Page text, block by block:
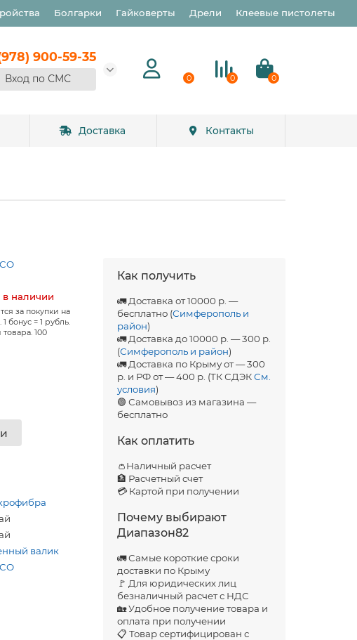
Болгарки Гайковерты Дрели Клеевые пистолеты
900-59-35
Вход по СМС 0 0 0
Доставка Контакты
в наличии
за покупки на
бонус = 1 рубль.
100
валик
Как получить
🚛 Доставка от 10000 р. —
бесплатно (Симферополь и
район)
🚛 Доставка до 10000 р. — 300 р.
(Симферополь и район)
🚛 Доставка по Крыму от — 300
р. и РФ от — 400 р. (ТК СДЭКСм.
условия)
🟢 Самовывоз из магазина —
бесплатно
Как оплатить
👛Наличный расчет
🏦 Расчетный счет
💳 Картой при получении
Почему выбирают
Диапазон82
🚛 Самые короткие сроки
доставки по Крыму
🚩 Для юридических лиц
безналичный расчет с НДС
🏡 Удобное получение товара и
оплата при получении
📋 Товар сертифицирован с